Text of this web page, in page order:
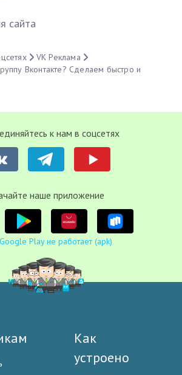
сайта
VK Реклама
Вконтакте? Сделаем быстро и
к нам в соцсетях
наше приложение
Play не работает (apk)
Как
устроено